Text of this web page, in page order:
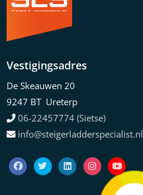
Vestigingsadres
De Skeauwen 20
9247 BT Ureterp
06-22457774 (Sietse)
info@steigerladderspecialist.nl